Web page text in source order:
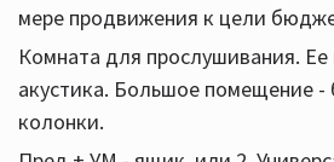
мере продвижения к цели
Комната для прослушивания.
акустика. Большое помещение
колонки.